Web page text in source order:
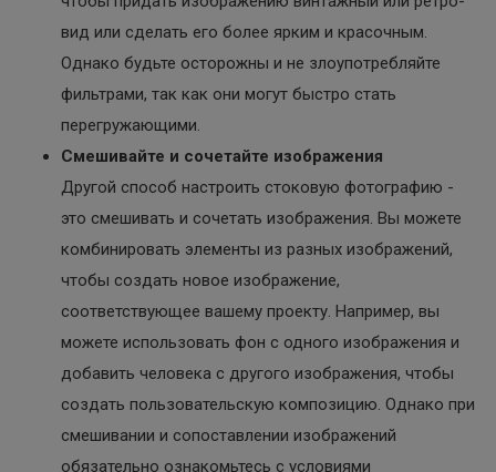
вид или сделать его более ярким и красочным.
Однако будьте осторожны и не злоупотребляйте
фильтрами, так как они могут быстро стать
перегружающими.
Смешивайте и сочетайте изображения
Другой способ настроить стоковую фотографию -
это смешивать и сочетать изображения. Вы можете
комбинировать элементы из разных изображений,
чтобы создать новое изображение,
соответствующее вашему проекту. Например, вы
можете использовать фон с одного изображения и
добавить человека с другого изображения, чтобы
создать пользовательскую композицию. Однако при
смешивании и сопоставлении изображений
обязательно ознакомьтесь с условиями